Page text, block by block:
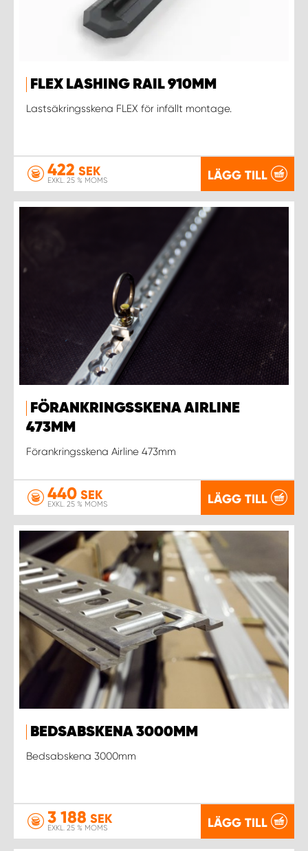
FLEX LASHING RAIL 910MM
Lastsäkringsskena FLEX för infällt montage.
422 SEK
EXKL. 25 % MOMS LÄGG TILL
FÖRANKRINGSSKENA AIRLINE
473MM
Förankringsskena Airline 473mm
440 SEK
EXKL. 25 % MOMS LÄGG TILL
BEDSABSKENA 3000MM
Bedsabskena 3000mm
3 188 SEK
EXKL. 25 % MOMS LÄGG TILL